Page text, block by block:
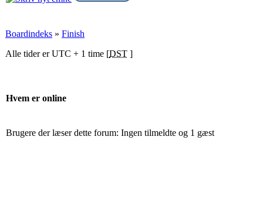
Boardindeks » Finish
Alle tider er UTC + 1 time [DST ]
Hvem er online
Brugere der læser dette forum: Ingen tilmeldte og 1 gæst